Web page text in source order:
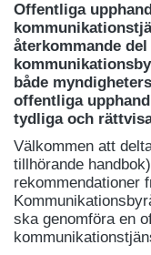
Offentliga
återkommande
både
offentliga
tydliga och
Välkommen att
tillhörande
rekommendationer
ska genomföra en